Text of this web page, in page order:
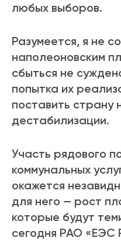
любых выборов.
Разумеется, я не
наполеоновским
сбыться не
попытка их
поставить страну
дестабилизации.
Участь рядового
коммунальных
окажется
для него — рост
которые будут
сегодня РАО «ЕЭС